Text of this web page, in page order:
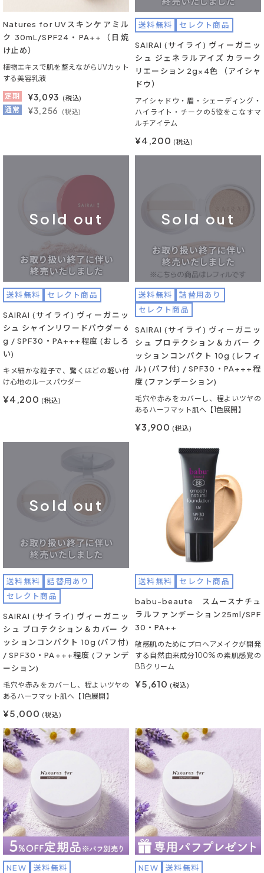
Natures for UVスキンケアミル
ク 30mL/SPF24・PA++（日焼
け止め）
植物エキスで肌を整えながらUVカット
する美容乳液
定期
¥3,093 (税込)
通常 ¥3,256 (税込)
送料無料 セレクト商品
SAIRAI (サイライ) ヴィーガニッ
シュ ジェネラルアイズ カラーク
リエーション 2g×4色 （アイシャ
ドウ）
アイシャドウ・眉・シェーディング・
ハイライト・チークの5役をこなすマ
ルチアイテム
¥4,200 (税込)
Sold out
送料無料 セレクト商品
SAIRAI (サイライ) ヴィーガニッ
シュ シャインリワードパウダー 6
g / SPF30・PA+++程度 (おしろ
い)
キメ細かな粒子で、驚くほどの軽い付
け心地のルースパウダー
¥4,200 (税込)
Sold out
送料無料
詰替用あり
セレクト商品
SAIRAI (サイライ) ヴィーガニッ
シュ プロテクション＆カバー ク
ッションコンパクト 10g (レフィ
ル) (パフ付) / SPF30・PA+++程
度 (ファンデーション)
毛穴や赤みをカバーし、程よいツヤの
あるハーフマット肌へ【1色展開】
¥3,900 (税込)
Sold out
送料無料
詰替用あり
セレクト商品
SAIRAI (サイライ) ヴィーガニッ
シュ プロテクション＆カバー ク
ッションコンパクト 10g (パフ付)
/ SPF30・PA+++程度 (ファンデ
ーション)
毛穴や赤みをカバーし、程よいツヤの
あるハーフマット肌へ【1色展開】
¥5,000 (税込)
送料無料 セレクト商品
babu-beaute スムースナチュ
ラルファンデーション25ml/SPF
30・PA++
敏感肌のためにプロヘアメイクが開発
する自然由来成分100%の素肌感覚の
BBクリーム
¥5,610 (税込)
NEW 送料無料 NEW
送料無料